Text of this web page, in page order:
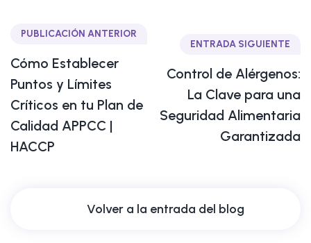
PUBLICACIÓN ANTERIOR
Cómo Establecer
Puntos y Límites
Críticos en tu Plan de
Calidad APPCC |
HACCP
ENTRADA SIGUIENTE
Control de Alérgenos:
La Clave para una
Seguridad Alimentaria
Garantizada
Volver a la entrada del blog